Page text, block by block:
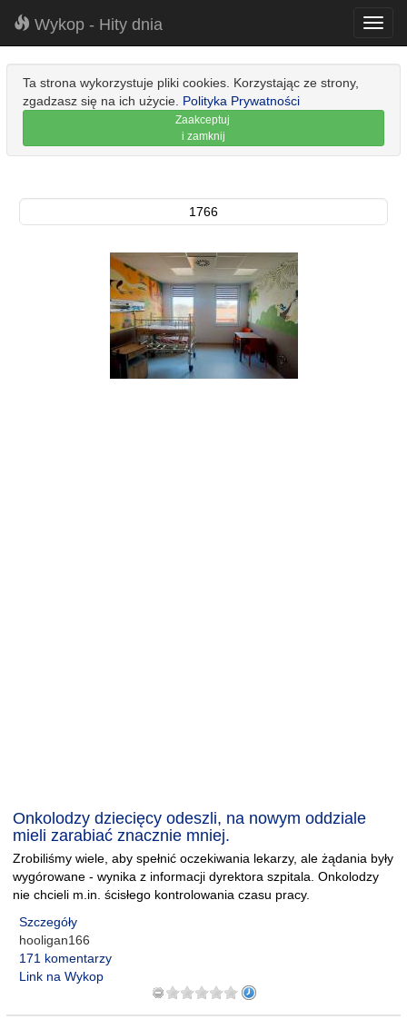
Wykop - Hity dnia
Ta strona wykorzystuje pliki cookies. Korzystając ze strony,
zgadzasz się na ich użycie. Polityka Prywatności
Zaakceptuj
i zamknij
1766
Onkolodzy dziecięcy odeszli, na nowym oddziale
mieli zarabiać znacznie mniej.
Zrobiliśmy wiele, aby spełnić oczekiwania lekarzy, ale żądania były
wygórowane - wynika z informacji dyrektora szpitala. Onkolodzy
nie chcieli m.in. ścisłego kontrolowania czasu pracy.
Szczegóły
hooligan166
171 komentarzy
Link na Wykop